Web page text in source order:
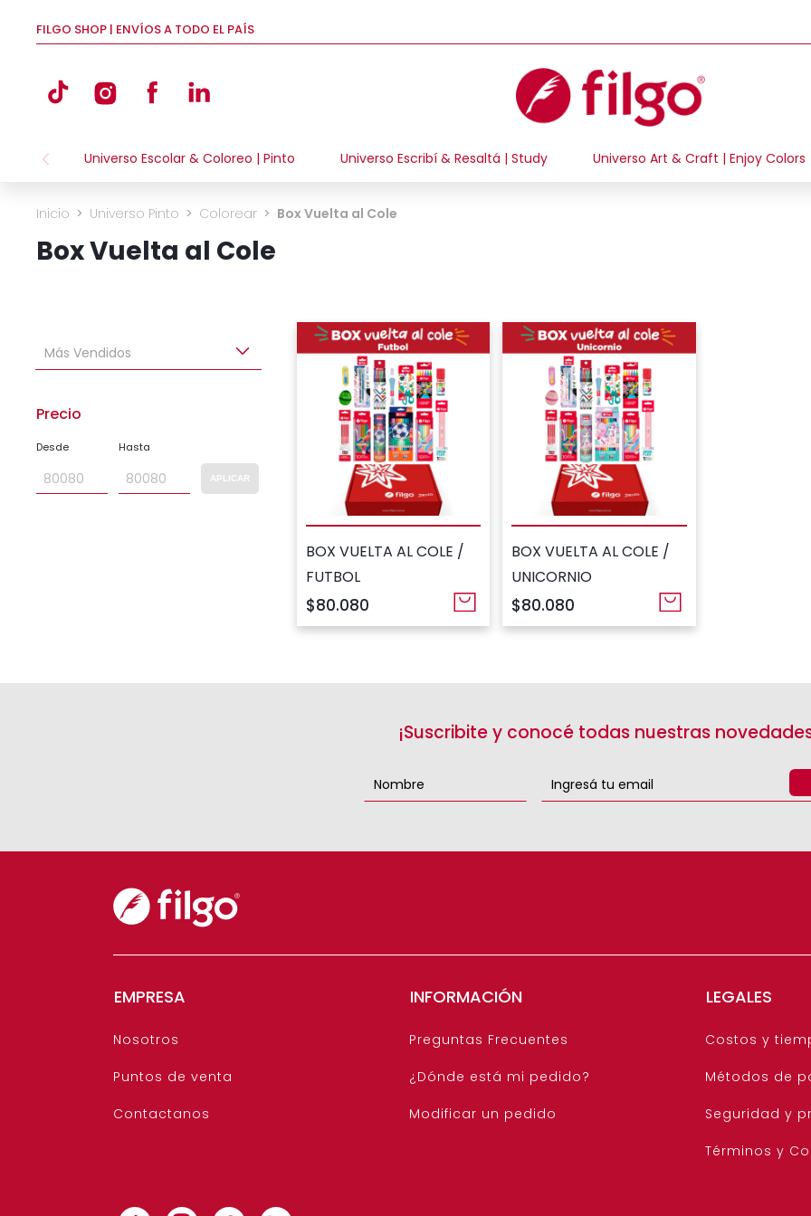
FILGO SHOP | ENVÍOS A TODO EL PAÍS
Universo Escolar & Coloreo | Pinto Universo Escribí & Resaltá | Study Universo Art & Craft | Enjoy Colors
Inicio > Universo Pinto > Colorear > Box Vuelta al Cole
Box Vuelta al Cole
Precio
Desde Hasta
APLICAR
BOX VUELTA AL COLE /
FUTBOL
$80.080
BOX VUELTA AL COLE /
UNICORNIO
$80.080
¡Suscribite y conocé todas nuestras
EMPRESA
Nosotros
Puntos de venta
Contactanos
INFORMACIÓN
Preguntas Frecuentes
¿Dónde está mi pedido?
Modificar un pedido
LEGALES
Costos y
Métodos de
Seguridad y
Términos y